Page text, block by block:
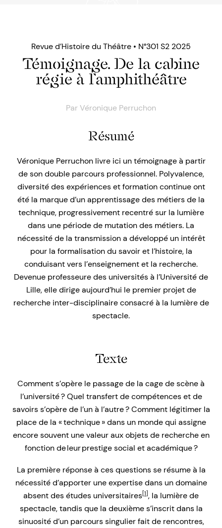
Revue d’Histoire du Théâtre • N°301 S2 2025
Témoignage. De la cabine
régie à l’amphithéâtre
ParVéronique Perruchon
Résumé
Véronique Perruchon livre ici un témoignage à partir
de son double parcours professionnel. Polyvalence,
diversité des expériences et formation continue ont
été la marque d’un apprentissage des métiers de la
technique, progressivement recentré sur la lumière
dans une période de mutation des métiers. La
nécessité de la transmission a développé un intérêt
pour la formalisation du savoir et l’histoire, la
conduisant vers l’enseignement et la recherche.
Devenue professeure des universités à l’Université de
Lille, elle dirige aujourd’hui le premier projet de
recherche inter-disciplinaire consacré à la lumière de
spectacle.
Texte
Comment s’opère le passage de la cage de scène à
l’université ? Quel transfert de compétences et de
savoirs s’opère de l’un à l’autre ? Comment légitimer la
place de la « technique » dans un monde qui assigne
encore souvent une valeur aux objets de recherche en
fonction de leur prestige social et académique ?
La première réponse à ces questions se résume à la
nécessité d’apporter une expertise dans un domaine
absent des études universitaires[1], la lumière de
spectacle, tandis que la deuxième s’inscrit dans la
sinuosité d’un parcours singulier fait de rencontres,